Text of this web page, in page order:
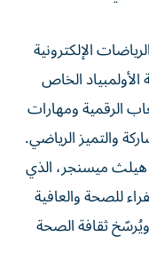
الإلكترونية
الخاص
الرقمية ومهارات
والتميز الرياضي.
هيلث ميسنجر، الذي
للصحة والعافية
ثقافة الصحة